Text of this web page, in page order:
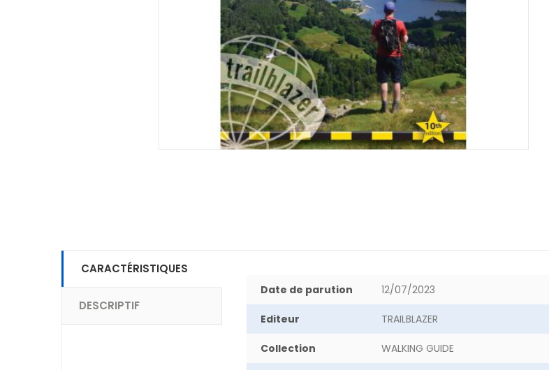
CARACTÉRISTIQUES
DESCRIPTIF
Date de parution 12/07/2023
Editeur TRAILBLAZER
Collection WALKING GUIDE